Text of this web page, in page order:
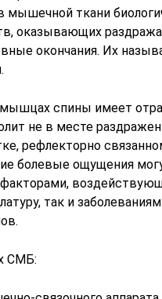
мышечной ткани
оказывающих
окончания. Их
мышцах спины имеет
не в месте
рефлекторно
болевые ощущения
так и
СМБ: